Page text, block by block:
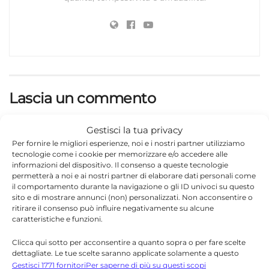
Gestisci la tua privacy
Per fornire le migliori esperienze, noi e i nostri partner utilizziamo
tecnologie come i cookie per memorizzare e/o accedere alle
informazioni del dispositivo. Il consenso a queste tecnologie
permetterà a noi e ai nostri partner di elaborare dati personali come
il comportamento durante la navigazione o gli ID univoci su questo
sito e di mostrare annunci (non) personalizzati. Non acconsentire o
ritirare il consenso può influire negativamente su alcune
caratteristiche e funzioni.
Clicca qui sotto per acconsentire a quanto sopra o per fare scelte
dettagliate. Le tue scelte saranno applicate solamente a questo
sito. È possibile modificare le impostazioni in qualsiasi momento,
Gestisci 1771 fornitoriPer saperne di più su questi scopi
Lascia un commento
obbligatori sono contrassegnati*
Commento*